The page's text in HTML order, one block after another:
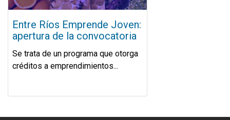
Entre Ríos Emprende Joven:
apertura de la convocatoria
Se trata de un programa que otorga
créditos a emprendimientos...